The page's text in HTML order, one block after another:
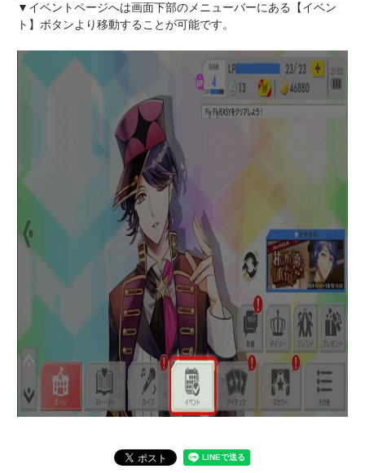
▼イベントページへは画面下部のメニューバーにある【イベン
ト】ボタンより移動することが可能です。